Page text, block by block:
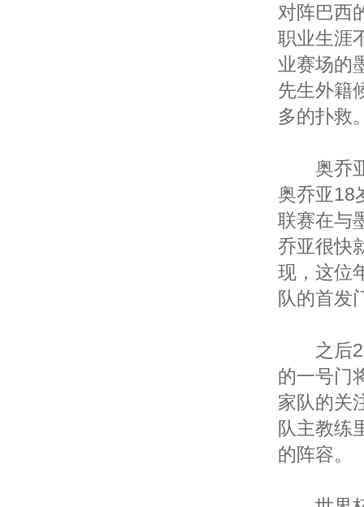
对阵巴西
职业生涯
业赛场的
先生外籍
多的扑救
奥乔亚
奥乔亚18
联赛在与
乔亚很快
现，这位
队的首发
之后
的一号门
家队的关
队主教练
的阵容。